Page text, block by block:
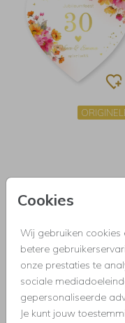
Cookies
Wij gebruiken cookies
betere
onze prestaties te
sociale
gepersonaliseerde
Je kunt jouw